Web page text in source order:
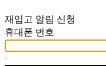
재입고 알림 신청
휴대폰 번호
-